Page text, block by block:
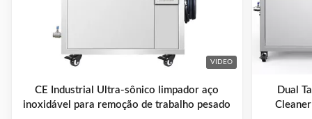
VIDEO
CE Industrial Ultra-sônico limpador aço
inoxidável para remoção de trabalho pesado
Dual